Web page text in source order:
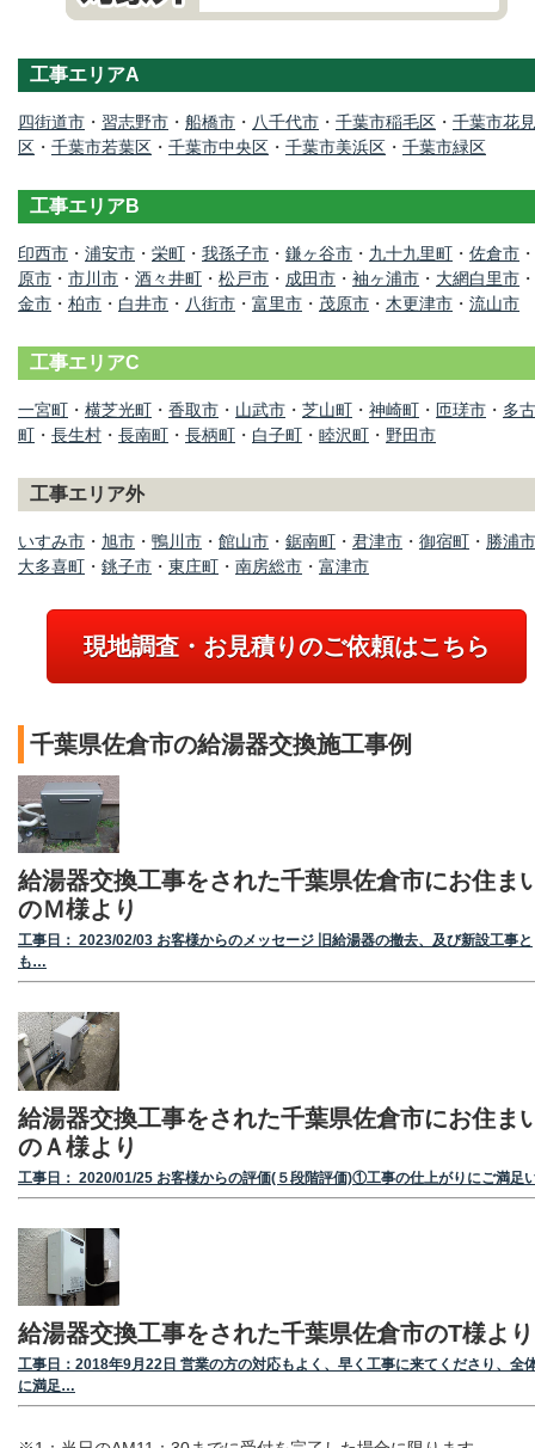
工事エリアA
四街道市 ・ 習志野市 ・ 船橋市 ・ 八千代市 ・ 千葉市稲毛区 ・ 千葉市花
区 ・ 千葉市若葉区 ・ 千葉市中央区 ・ 千葉市美浜区 ・ 千葉市緑区
工事エリアB
印西市 ・ 浦安市 ・ 栄町 ・ 我孫子市 ・ 鎌ヶ谷市 ・ 九十九里町 ・ 佐倉市 ・
原市 ・ 市川市 ・ 酒々井町 ・ 松戸市 ・ 成田市 ・ 袖ヶ浦市 ・ 大網白里市 ・
金市 ・ 柏市 ・ 白井市 ・ 八街市 ・ 富里市 ・ 茂原市 ・ 木更津市 ・ 流山市
工事エリアC
一宮町 ・ 横芝光町 ・ 香取市 ・ 山武市 ・ 芝山町 ・ 神崎町 ・ 匝瑳市 ・ 多古
町 ・ 長生村 ・ 長南町 ・ 長柄町 ・ 白子町 ・ 睦沢町 ・ 野田市
工事エリア外
いすみ市 ・ 旭市 ・ 鴨川市 ・ 館山市 ・ 鋸南町 ・ 君津市 ・ 御宿町 ・ 勝浦市
大多喜町 ・ 銚子市 ・ 東庄町 ・ 南房総市 ・ 富津市
現地調査・お見積りのご依頼はこちら
千葉県佐倉市の給湯器交換施工事例
給湯器交換工事をされた千葉県佐倉市にお住ま
のＭ様より
工事日： 2023/02/03 お客様からのメッセージ 旧給湯器の撤去、及び新設工事と
も…
給湯器交換工事をされた千葉県佐倉市にお住ま
のＡ様より
工事日： 2020/01/25 お客様からの評価(５段階評価)①工事の仕上がりにご満足
給湯器交換工事をされた千葉県佐倉市のT様より
工事日：2018年9月22日 営業の方の対応もよく、早く工事に来てくださり、全
に満足…